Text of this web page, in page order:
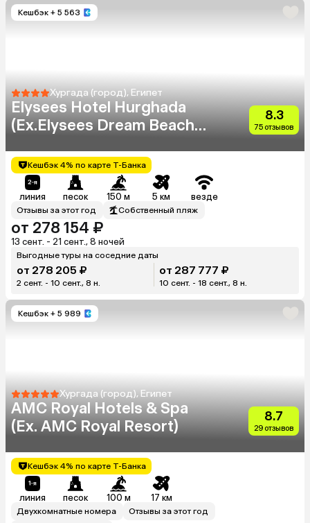
Кешбэк + 5 563
Хургада (город), Египет
Elysees Hotel Hurghada
(Ex.Elysees Dream Beach
8.3
75 отзывов
Кешбэк 4% по карте Т-Банка
линия песок 150 м 5 км везде
Отзывы за этот год Собственный пляж
от 278 154 ₽
13 сент. - 21 сент., 8 ночей
Выгодные туры на соседние даты
от 278 205 ₽
2 сент. - 10 сент., 8 н.
от 287 777 ₽
10 сент. - 18 сент., 8 н.
Кешбэк + 5 989
Хургада (город), Египет
AMC Royal Hotels & Spa
(Ex. AMC Royal Resort)
8.7
29 отзывов
Кешбэк 4% по карте Т-Банка
линия песок 100 м 17 км
Двухкомнатные номера
Отзывы за этот год